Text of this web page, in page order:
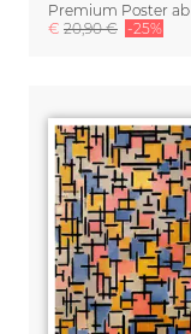
Premium Poster ab
€ 20,90 € -25%